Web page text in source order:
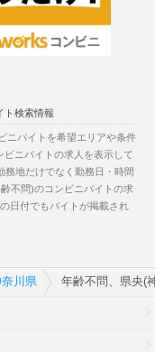
ト検索情報
ニバイトを希望エリアや条件
ニバイトの求人を表示して
務地だけでなく勤務日・時間
不問)のコンビニバイトの求
の日付でもバイトが掲載され
川県 年齢不問、県央(